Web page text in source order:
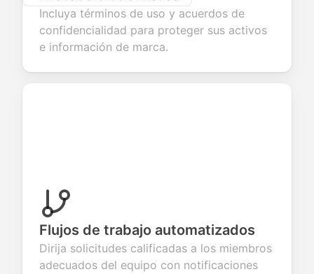
Incluya términos de uso y acuerdos de
confidencialidad para proteger sus activos
e información de marca.
Flujos de trabajo automatizados
Dirija solicitudes calificadas a los miembros
adecuados del equipo con notificaciones